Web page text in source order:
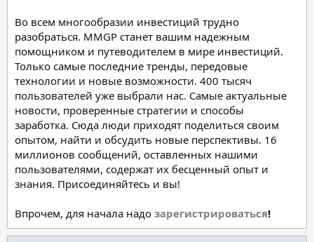
Во всем многообразии инвестиций трудно
разобраться. MMGP станет вашим надежным
помощником и путеводителем в мире инвестиций.
Только самые последние тренды, передовые
технологии и новые возможности. 400 тысяч
пользователей уже выбрали нас. Самые актуальные
новости, проверенные стратегии и способы
заработка. Сюда люди приходят поделиться своим
опытом, найти и обсудить новые перспективы. 16
миллионов сообщений, оставленных нашими
пользователями, содержат их бесценный опыт и
знания. Присоединяйтесь и вы!
Впрочем, для начала надо зарегистрироваться!